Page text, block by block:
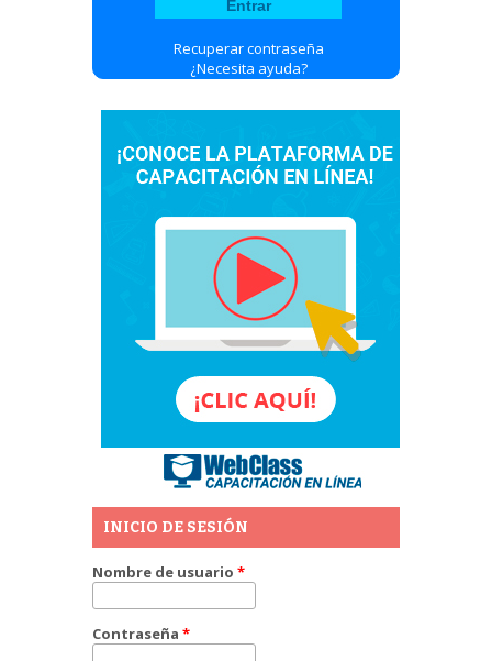
Recuperar contraseña
¿Necesita ayuda?
INICIO DE SESIÓN
Nombre de usuario *
Contraseña *